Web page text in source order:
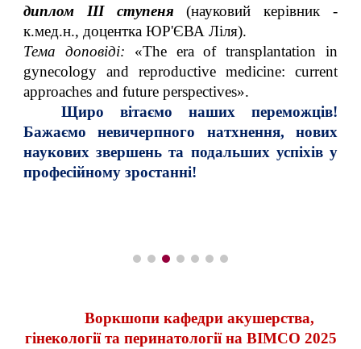
диплом ІІІ ступеня(науковий керівник -
к.мед.н., доцентка ЮР'ЄВА Ліля).
Тема доповіді: «The era of transplantation in
gynecology and reproductive medicine: current
approaches and future perspectives».
Щиро вітаємо наших переможців!
Бажаємо невичерпного натхнення, нових
наукових звершень та подальших успіхів у
професійному зростанні!
Воркшопи кафедри акушерства,
гінекології та перинатології на BIMCO 2025